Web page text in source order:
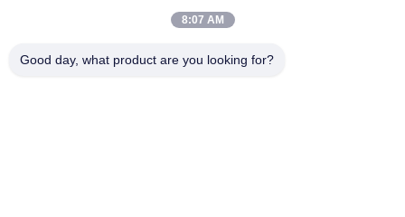
Een type 50 pin FFC-bandkabel, tin geplatte contactmateriaal
8:07 AM
Good day, what product are you looking for?